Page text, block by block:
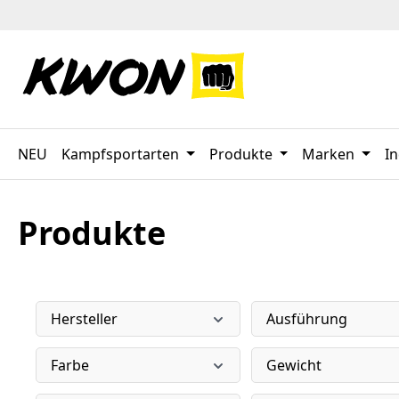
NEU Kampfsportarten Produkte Marken
Produkte
Hersteller Ausführung
Farbe Gewicht